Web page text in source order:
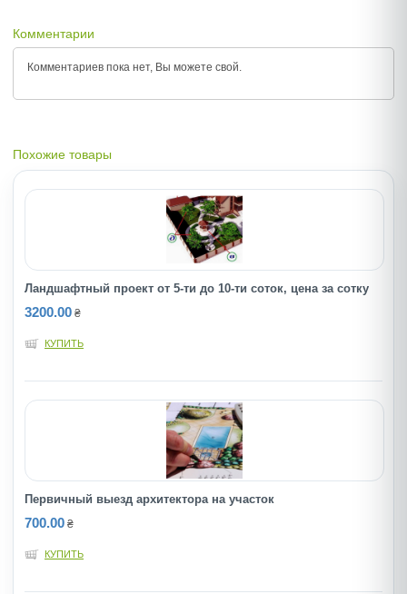
Комментарии
Комментариев пока нет, Вы можете свой.
Похожие товары
Ландшафтный проект от 5-ти до 10-ти соток, цена за сотку
3200.00 ₴
КУПИТЬ
Первичный выезд архитектора на участок
700.00 ₴
КУПИТЬ